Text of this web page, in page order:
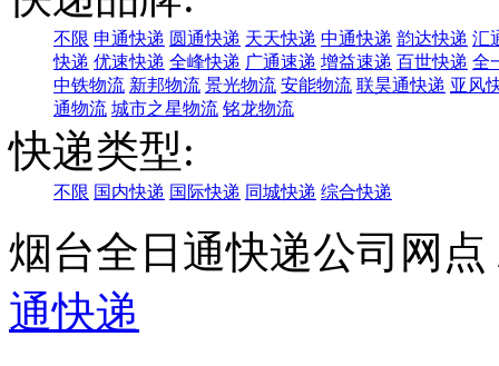
不限 申通快递 圆通快递 天天快递 中通快递 韵达快递 汇
快递 优速快递 全峰快递 广通速递 增益速递 百世快递 全
中铁物流 新邦物流 景光物流 安能物流 联昊通快递 亚风
通物流 城市之星物流 铭龙物流
快递类型:
不限 国内快递 国际快递 同城快递 综合快递
烟台全日通快递公司网点
通快递